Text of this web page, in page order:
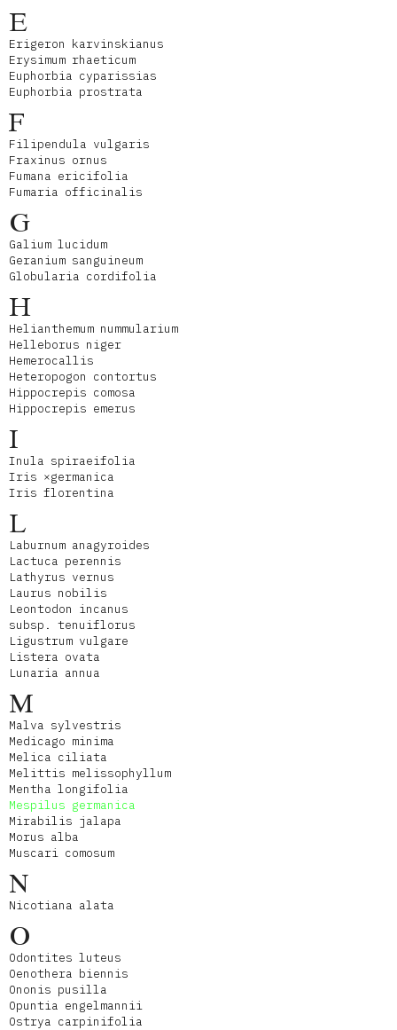
E
Erigeron karvinskianus
Erysimum rhaeticum
Euphorbia cyparissias
Euphorbia prostrata
F
Filipendula vulgaris
Fraxinus ornus
Fumana ericifolia
Fumaria officinalis
G
Galium lucidum
Geranium sanguineum
Globularia cordifolia
H
Helianthemum nummularium
Helleborus niger
Hemerocallis
Heteropogon contortus
Hippocrepis comosa
Hippocrepis emerus
I
Inula spiraeifolia
Iris ×germanica
Iris florentina
L
Laburnum anagyroides
Lactuca perennis
Lathyrus vernus
Laurus nobilis
Leontodon incanus
subsp. tenuiflorus
Ligustrum vulgare
Listera ovata
Lunaria annua
M
Malva sylvestris
Medicago minima
Melica ciliata
Melittis melissophyllum
Mentha longifolia
Mespilus germanica
Mirabilis jalapa
Morus alba
Muscari comosum
N
Nicotiana alata
O
Odontites luteus
Oenothera biennis
Ononis pusilla
Opuntia engelmannii
Ostrya carpinifolia